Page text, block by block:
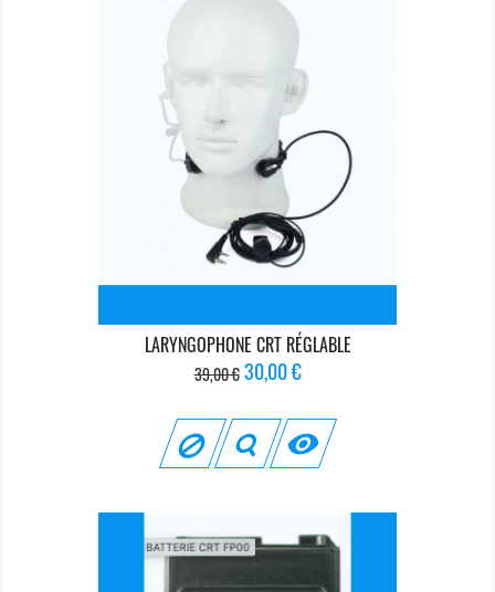
LARYNGOPHONE CRT RÉGLABLE
Prix
de
base
39,00 € Prix
30,00 €
